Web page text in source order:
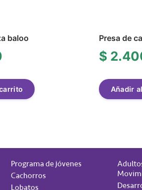
baloo Presa de
$
Añadir
Programa de jóvenes
Cachorros
Lobatos